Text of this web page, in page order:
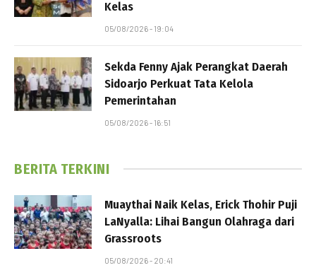
Kelas
05/08/2026 - 19:04
Sekda Fenny Ajak Perangkat Daerah
Sidoarjo Perkuat Tata Kelola
Pemerintahan
05/08/2026 - 16:51
BERITA TERKINI
Muaythai Naik Kelas, Erick Thohir Puji
LaNyalla: Lihai Bangun Olahraga dari
Grassroots
05/08/2026 - 20:41